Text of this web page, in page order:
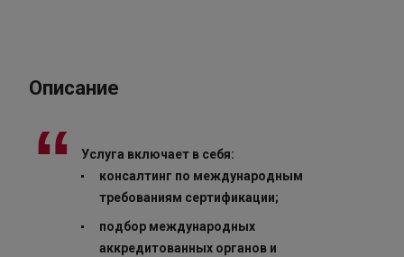
Описание
Услуга включает в себя:
консалтинг по международным
требованиям сертификации;
подбор международных
аккредитованных органов и